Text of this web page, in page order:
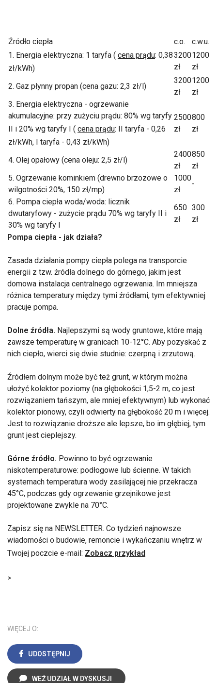
Źródło ciepła c.o.
c.w.u.
1. Energia elektryczna: 1 taryfa ( cena prądu: 0,38
zł/kWh)
3200
zł
1200
zł
2. Gaz płynny propan (cena gazu: 2,3 zł/l)
3200
zł
1200
zł
3. Energia elektryczna - ogrzewanie
akumulacyjne: przy zużyciu prądu: 80% wg taryfy
II i 20% wg taryfy I ( cena prądu: II taryfa - 0,26
zł/kWh, I taryfa - 0,43 zł/kWh)
2500
zł
800
zł
4. Olej opałowy (cena oleju: 2,5 zł/l)
2400
zł
850
zł
5. Ogrzewanie kominkiem (drewno brzozowe o
wilgotności 20%, 150 zł/mp)
1000
zł
-
6. Pompa ciepła woda/woda: licznik
dwutaryfowy - zużycie prądu 70% wg taryfy II i
30% wg taryfy I
650
zł
300
zł
Pompa ciepła - jak działa?
Zasada działania pompy ciepła polega na transporcie
energii z tzw. źródła dolnego do górnego, jakim jest
domowa instalacja centralnego ogrzewania. Im mniejsza
różnica temperatury między tymi źródłami, tym efektywniej
pracuje pompa.
Dolne źródła. Najlepszymi są wody gruntowe, które mają
zawsze temperaturę w granicach 10-12°C. Aby pozyskać z
nich ciepło, wierci się dwie studnie: czerpną i zrzutową.
Źródłem dolnym może być też grunt, w którym można
ułożyć kolektor poziomy (na głębokości 1,5-2 m, co jest
rozwiązaniem tańszym, ale mniej efektywnym) lub wykonać
kolektor pionowy, czyli odwierty na głębokość 20 m i więcej.
Jest to rozwiązanie droższe ale lepsze, bo im głębiej, tym
grunt jest cieplejszy.
Górne źródło. Powinno to być ogrzewanie
niskotemperaturowe: podłogowe lub ścienne. W takich
systemach temperatura wody zasilającej nie przekracza
45°C, podczas gdy ogrzewanie grzejnikowe jest
projektowane zwykle na 70°C.
Zapisz się na NEWSLETTER. Co tydzień najnowsze
wiadomości o budowie, remoncie i wykańczaniu wnętrz w
Twojej poczcie e-mail: Zobacz przykład
>
WIĘCEJ O:
UDOSTĘPNIJ
WEŹ UDZIAŁ W DYSKUSJI